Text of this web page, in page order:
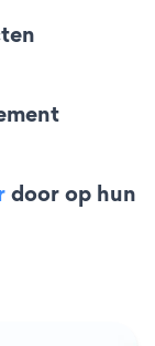
door op hun